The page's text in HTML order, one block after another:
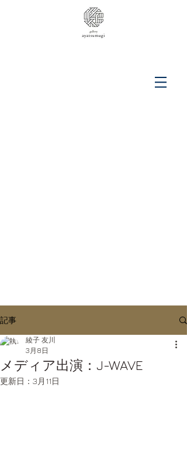
記事
メディア出演：J-WAVE
綾子 友川
3月8日
更新日： 3月11日